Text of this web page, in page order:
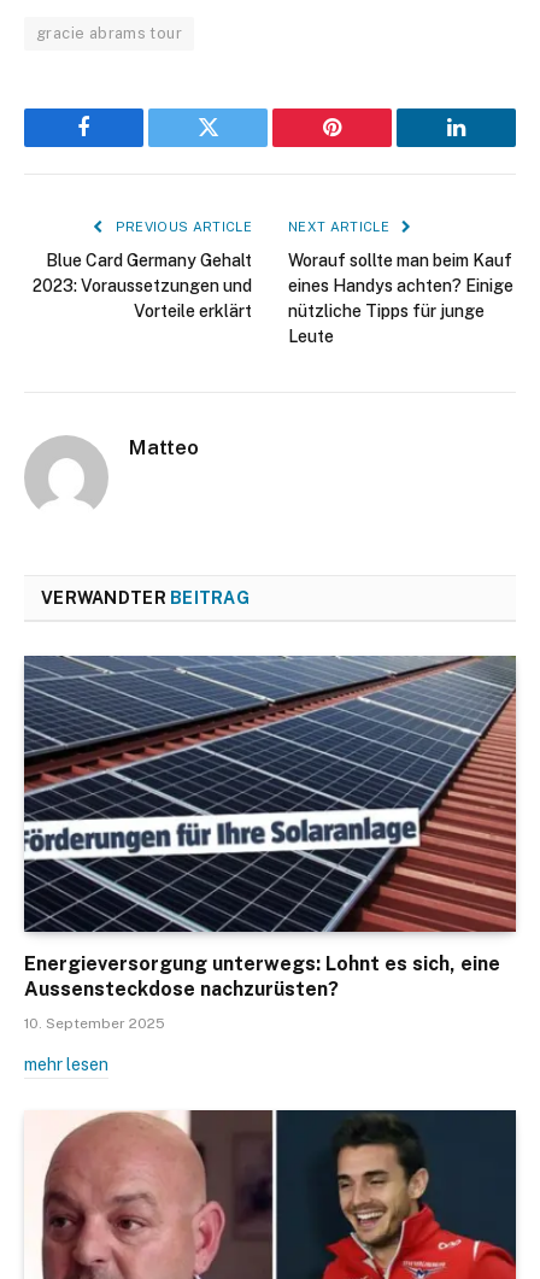
gracie abrams tour
Facebook Twitter Pinterest LinkedIn
PREVIOUS ARTICLE
Blue Card Germany Gehalt
2023: Voraussetzungen und
Vorteile erklärt
NEXT ARTICLE
Worauf sollte man beim Kauf
eines Handys achten? Einige
nützliche Tipps für junge
Leute
Matteo
VERWANDTER BEITRAG
Energieversorgung unterwegs: Lohnt es sich, eine
Aussensteckdose nachzurüsten?
10. September 2025
mehr lesen